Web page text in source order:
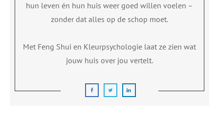
hun leven én hun huis weer goed willen voelen –
zonder dat alles op de schop moet.
Met Feng Shui en Kleurpsychologie laat ze zien wat
jouw huis over jou vertelt.